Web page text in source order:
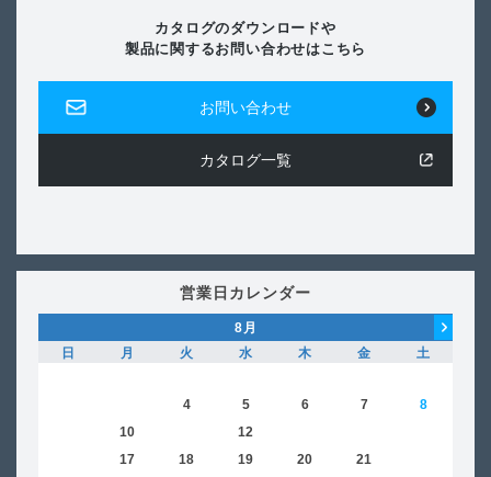
カタログのダウンロードや
製品に関するお問い合わせはこちら
お問い合わせ
カタログ一覧
営業日カレンダー
8 月
日
月 火 水 木 金
土
4 5 6 7
8
10 12
17 18 19 20 21